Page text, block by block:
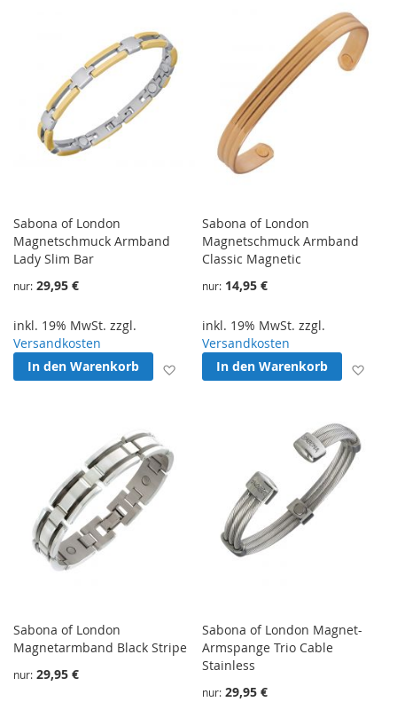
Sabona of London
Magnetschmuck Armband
Lady Slim Bar
nur 29,95 €
inkl. 19% MwSt. zzgl.
Versandkosten
In den Warenkorb
Zur Wunschliste hinzufügen
Sabona of London
Magnetschmuck Armband
Classic Magnetic
nur 14,95 €
inkl. 19% MwSt. zzgl.
Versandkosten
In den Warenkorb
Sabona of London
Magnetarmband Black Stripe
nur 29,95 €
Sabona of London Magnet-
Armspange Trio Cable
Stainless
nur 29,95 €